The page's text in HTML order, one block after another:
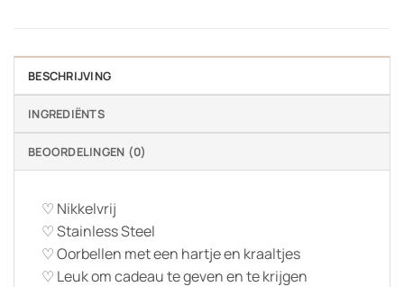
BESCHRIJVING
INGREDIËNTS
BEOORDELINGEN (0)
♡ Nikkelvrij
♡ Stainless Steel
♡ Oorbellen met een hartje en kraaltjes
♡ Leuk om cadeau te geven en te krijgen